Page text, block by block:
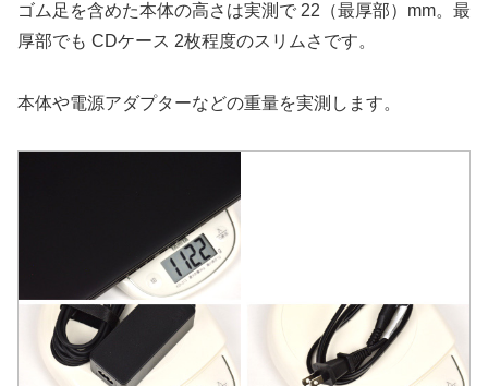
ゴム足を含めた本体の高さは実測で 22（最厚部）mm。最
厚部でも CDケース 2枚程度のスリムさです。
本体や電源アダプターなどの重量を実測します。